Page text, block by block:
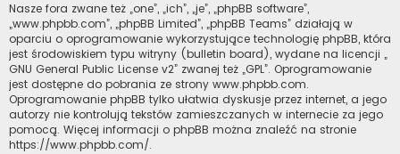
Nasze fora zwane też „one”, „ich”, „je”, „phpBB software”,
„www.phpbb.com”, „phpBB Limited”, „phpBB Teams” działają w
oparciu o oprogramowanie wykorzystujące technologię phpBB, która
jest środowiskiem typu witryny (bulletin board), wydane na licencji „
GNU General Public License v2” zwanej też „GPL”. Oprogramowanie
jest dostępne do pobrania ze strony www.phpbb.com.
Oprogramowanie phpBB tylko ułatwia dyskusje przez internet, a jego
autorzy nie kontrolują tekstów zamieszczanych w internecie za jego
pomocą. Więcej informacji o phpBB można znaleźć na stronie
https://www.phpbb.com/.